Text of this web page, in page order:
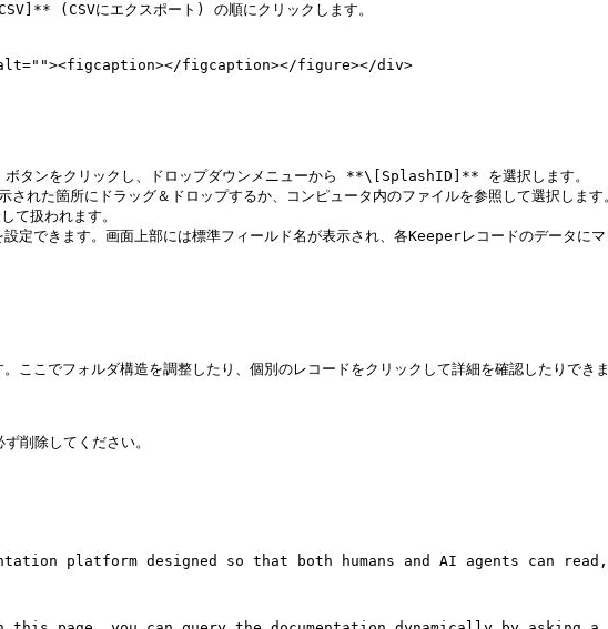
にエクスポート) の順にクリックします。
alt=""><figcaption></figcaption></figure></div>
ンをクリックし、ドロップダウンメニューから **\[SplashID]** を選択します。
箇所にドラッグ＆ドロップするか、コンピュータ内のファイルを参照して選択します
て扱われます。
定できます。画面上部には標準フィールド名が表示され、各Keeperレコードのデータに
ここでフォルダ構造を調整したり、個別のレコードをクリックして詳細を確認したりで
削除してください。
platform designed so that both humans and AI agents can